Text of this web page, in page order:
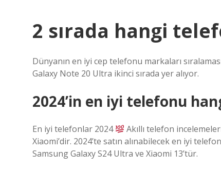
2 sırada hangi
Dünyanın en iyi cep telefonu markaları
Galaxy Note 20 Ultra ikinci sırada yer alıyor.
2024’in en iyi telefonu
En iyi telefonlar 2024
Akıllı telefon
Xiaomi’dir. 2024’te satın alınabilecek en iyi
Samsung Galaxy S24 Ultra ve Xiaomi 13’tür.